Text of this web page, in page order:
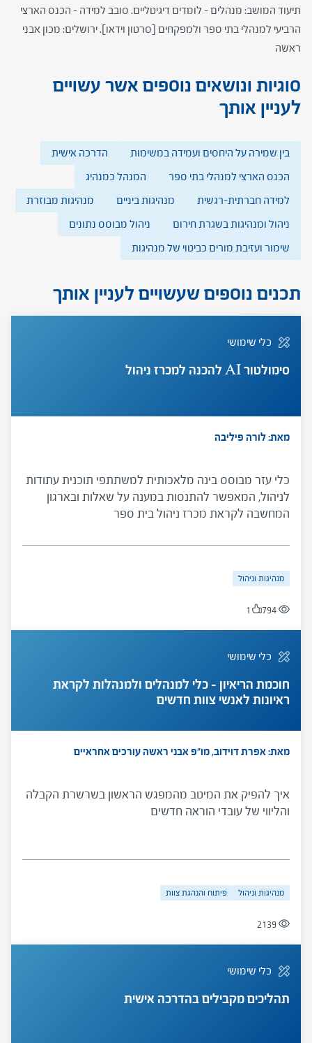
תיעוד המושב: מנהלים – לומדים דיגיטליים. סובב למידה - הכנס הארצי
הרביעי למנהלי בתי ספר ולמפקחים [סרטון וידאו]. ירושלים: מכון אבני
ראשה
סוגיות ונושאים נוספים אשר עשויים
לעניין אותך
בין שמירה על היחסים ועמידה במשימות
הדרכה אישית
הכנס הארצי למנהלי בתי ספר
המנהל כמנהיג
למידה חברתית-רגשית
מנהיגות ביניים
מנהיגות מבוזרת
ניהול ומנהיגות בשגרת חירום
ניהול מבוסס נתונים
שימור ועזיבת מורים כביטוי של מנהיגות
תכנים נוספים שעשויים לעניין אותך
כלי שימושי
סימולטור AI להכנה למכרז ניהול
מאת: לורה פיליבה
כלי עזר מבוסס בינה מלאכותית למשתתפי תוכנית עתודות
לניהול, המאפשר להתנסות במענה על שאלות ובארגון
המחשבה לקראת מכרז ניהול בית ספר
מנהיגות וניהול
794
1
כלי שימושי
חוכמת הריאיון – כלי למנהלים ולמנהלות לקראת
ראיונות לאנשי צוות חדשים
מאת: אפרת דוידוב, מו"פ אבני ראשהעורכים אחראיים
איך להפיק את המיטב מהמפגש הראשון בשרשרת הקבלה
והליווי של עובדי הוראה חדשים
מנהיגות וניהול פיתוח והנהגת צוות
2139
כלי שימושי
תהליכים מקבילים בהדרכה אישית